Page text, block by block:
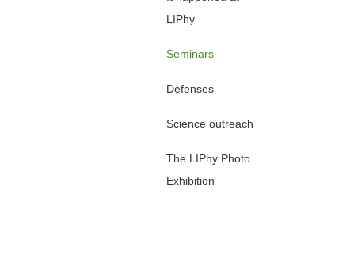
LIPhy
Seminars
Defenses
Science outreach
The LIPhy Photo
Exhibition